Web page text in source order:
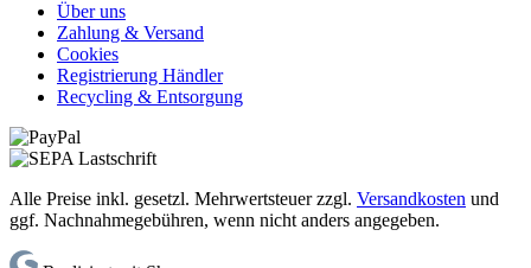
Über uns
Zahlung & Versand
Cookies
Registrierung Händler
Recycling & Entsorgung
Alle Preise inkl. gesetzl. Mehrwertsteuer zzgl. Versandkosten und
ggf. Nachnahmegebühren, wenn nicht anders angegeben.